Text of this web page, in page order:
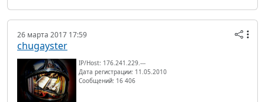
26 марта 2017 17:59
chugayster
IP/Host: 176.241.229.---
Дата регистрации: 11.05.2010
Сообщений: 16 406